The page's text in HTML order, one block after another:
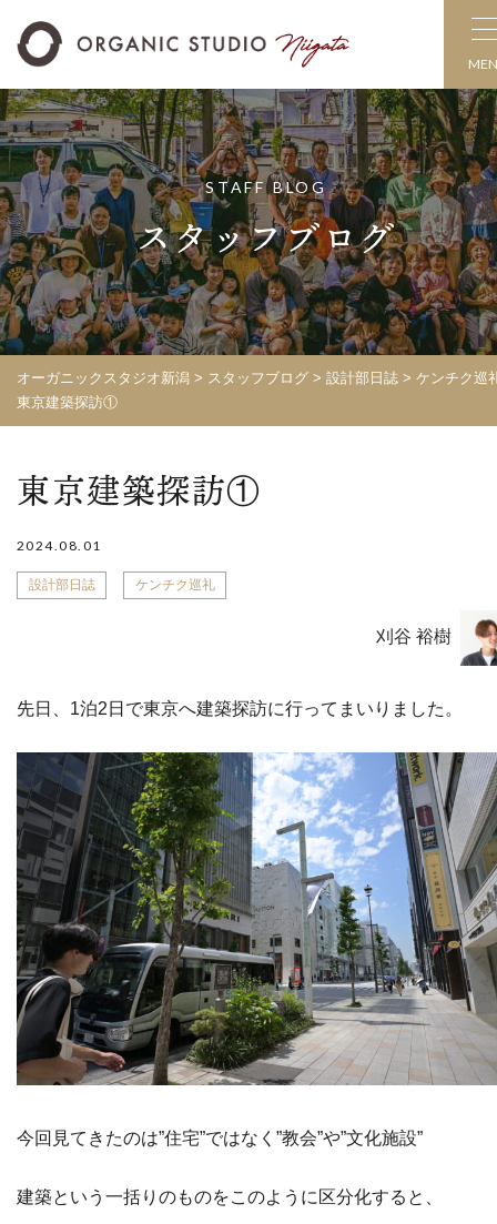
STAFF BLOG
スタッフブログ
オーガニックスタジオ新潟 > スタッフブログ > 設計部日誌 > ケンチク巡
東京建築探訪①
東京建築探訪①
2024.08.01
設計部日誌 ケンチク巡礼
刈谷 裕樹
先日、1泊2日で東京へ建築探訪に行ってまいりました。
今回見てきたのは”住宅”ではなく”教会”や”文化施設”
建築という一括りのものをこのように区分化すると、